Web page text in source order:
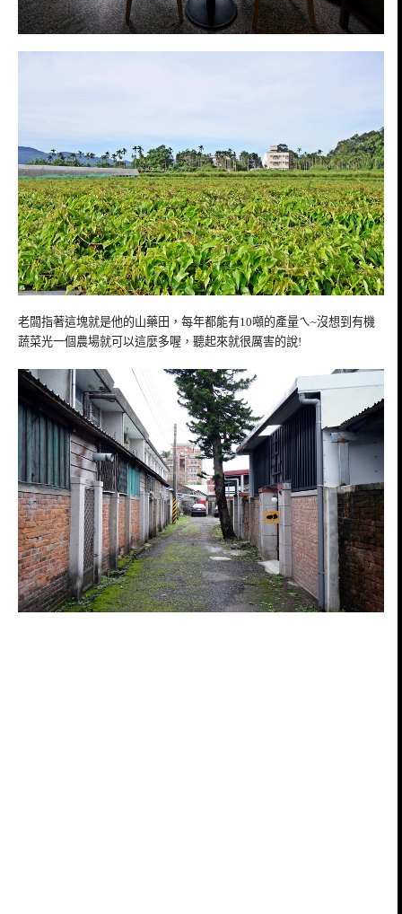
老闆指著這塊就是他的山藥田，每年都能有10噸的產量ㄟ~沒想到有機
蔬菜光一個農場就可以這麼多喔，聽起來就很厲害的說!